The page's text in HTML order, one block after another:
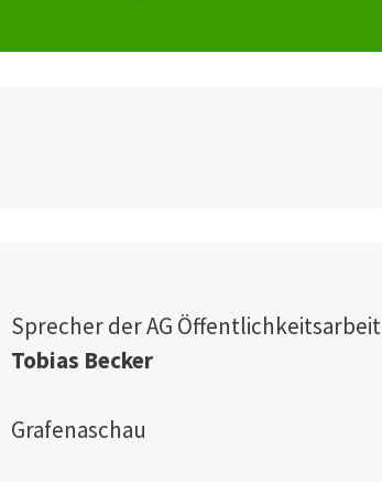
Sprecher der AG Öffentlichkeitsarbeit
Tobias Becker
Grafenaschau